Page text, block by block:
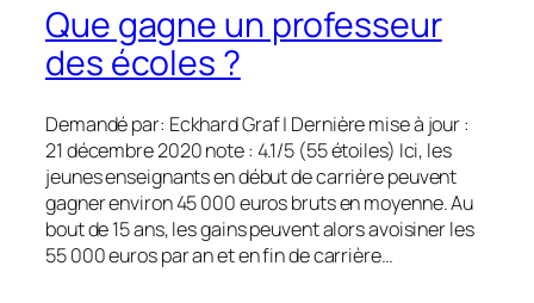
Que gagne un professeur
des écoles ?
Demandé par: Eckhard Graf | Dernière mise à jour :
21 décembre 2020 note : 4.1/5 (55 étoiles) Ici, les
jeunes enseignants en début de carrière peuvent
gagner environ 45 000 euros bruts en moyenne. Au
bout de 15 ans, les gains peuvent alors avoisiner les
55 000 euros par an et en fin de carrière…